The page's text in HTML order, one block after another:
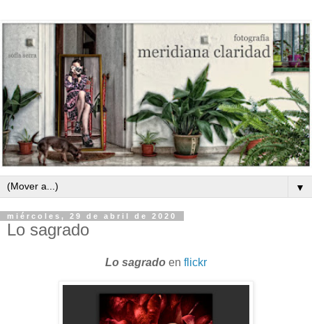
▼
miércoles, 29 de abril de 2020
Lo sagrado
Lo sagrado en flickr